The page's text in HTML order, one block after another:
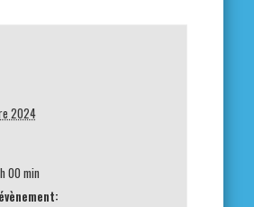
2024
00 min